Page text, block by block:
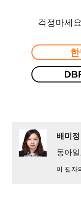
걱정마세
배미정
동아
이 필자